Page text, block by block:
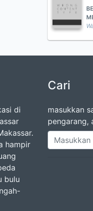
di
hampir
bulu
Cari
masukkan
pengarang,